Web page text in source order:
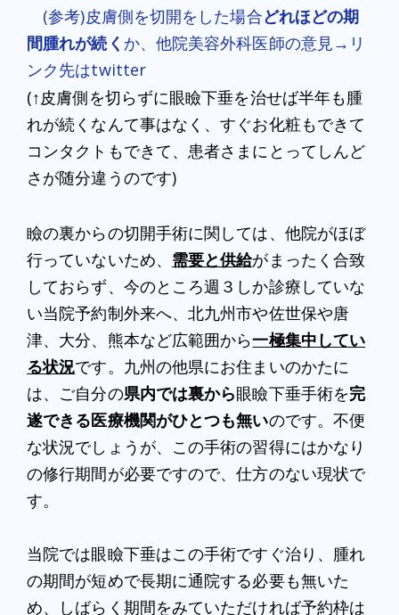
(参考)皮膚側を切開をした場合どれほどの期
間腫れが続く か、他院美容外科医師の意見→リ
ンク先はtwitter
(↑皮膚側を切らずに眼瞼下垂を治せば半年も腫
れが続くなんて事はなく、すぐお化粧もできて
コンタクトもできて、患者さまにとってしんど
さが随分違うのです)
瞼の裏からの切開手術に関しては、他院がほぼ
行っていないため、 需要と供給がまったく合致
しておらず、今のところ週３しか診療していな
い当院予約制外来へ、北九州市や佐世保や唐
津、大分、熊本など広範囲から一極集中してい
る状況です。九州の他県にお住まいのかたに
は、ご自分の県内では裏から眼瞼下垂手術を完
遂できる医療機関がひとつも無いのです。不便
な状況でしょうが、この手術の習得にはかなり
の修行期間が必要ですので、仕方のない現状で
す。
当院では眼瞼下垂はこの手術ですぐ治り、腫れ
の期間が短めで長期に通院する必要も無いた
め、しばらく期間をみていただければ予約枠は